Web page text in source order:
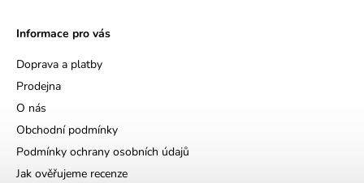
Informace pro vás
Doprava a platby
Prodejna
O nás
Obchodní podmínky
Podmínky ochrany osobních údajů
Jak ověřujeme recenze